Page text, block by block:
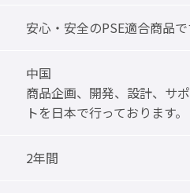
安心・安全のPSE適合商品
中国
商品企画、開発、設計、サ
トを日本で行っております。
2年間